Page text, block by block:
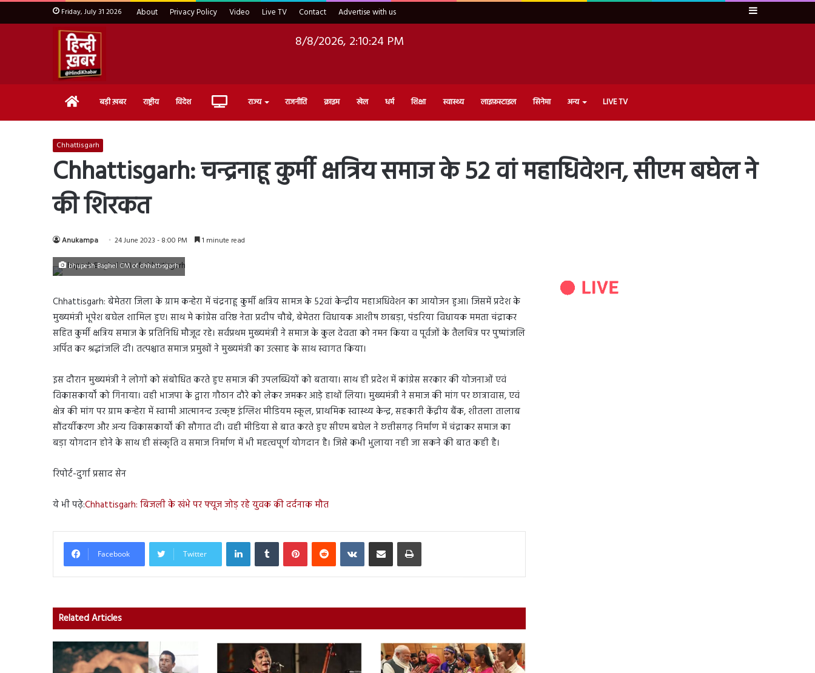
Friday, July 31 2026 About Privacy Policy Video Live TV Contact Advertise with us Sidebar
8/8/2026, 2:10:25 PM
Home बड़ी ख़बर राष्ट्रीय विदेश Live राज्य राजनीति क्राइम खेल धर्म शिक्षा स्वास्थ्य लाइफ़स्टाइल सिनेमा अन्य LIVE TV
Chhattisgarh
Chhattisgarh: चन्द्रनाहू कुर्मी क्षत्रिय समाज के 52 वां महाधिवेशन, सीएम बघेल ने
की शिरकत
Anukampa 24 June 2023 - 8:00 PM 1 minute read
bhupesh Baghel CM of chhattisgarh
Chhattisgarh: बेमेतरा जिला के ग्राम कन्हेरा में चंद्रनाहू कुर्मी क्षत्रिय सामज के 52वां केन्द्रीय महाअधिवेशन का आयोजन हुआ। जिसमें प्रदेश के
मुख्यमंत्री भूपेश बघेल शामिल हुए। साथ मे कांग्रेस वरिष्ठ नेता प्रदीप चौबे, बेमेतरा विधायक आशीष छाबड़ा, पंडरिया विधायक ममता चंद्राकर
सहित कुर्मी क्षत्रिय समाज के प्रतिनिधि मौजूद रहे। सर्वप्रथम मुख्यमंत्री ने समाज के कुल देवता को नमन किया व पूर्वजों के तैलचित्र पर पुष्पांजलि
अर्पित कर श्रद्धांजलि दी। तत्पश्चात समाज प्रमुखों ने मुख्यमंत्री का उत्साह के साथ स्वागत किया।
इस दौरान मुख्यमंत्री ने लोगों को संबोधित करते हुए समाज की उपलब्धियों को बताया। साथ ही प्रदेश में कांग्रेस सरकार की योजनाओं एवं
विकासकार्यों को गिनाया। वही भाजपा के द्वारा गौठान दौरे को लेकर जमकर आड़े हाथों लिया। मुख्यमंत्री ने समाज की मांग पर छात्रावास, एवं
क्षेत्र की मांग पर ग्राम कन्हेरा में स्वामी आत्मानन्द उत्कृष्ट इंग्लिश मीडियम स्कूल, प्राथमिक स्वास्थ्य केन्द्र, सहकारी केंद्रीय बैंक, शीतला तालाब
सौंदर्यीकरण और अन्य विकासकार्यों की सौगात दी। वही मीडिया से बात करते हुए सीएम बघेल ने छत्तीसगढ़ निर्माण में चंद्राकर समाज का
बड़ा योगदान होने के साथ ही संस्कृति व समाज निर्माण में भी महत्वपूर्ण योगदान है। जिसे कभी भुलाया नही जा सकने की बात कही है।
रिपोर्ट-दुर्गा प्रसाद सेन
ये भी पढ़े:Chhattisgarh: बिजली के खंभे पर फ्यूज जोड़ रहे युवक की दर्दनाक मौत
Facebook Twitter
LinkedInTumblr PinterestReddit VKontakteShare via Email Print
Related Articles